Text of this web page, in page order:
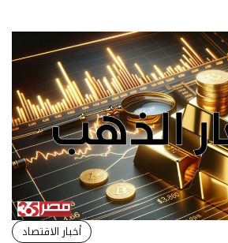
أخبار الاقتصاد